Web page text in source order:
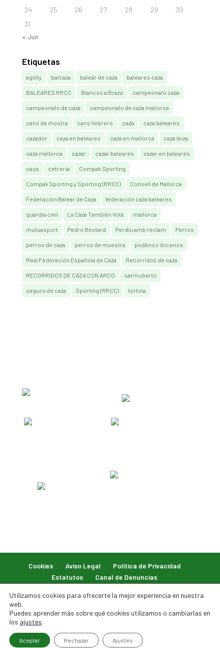
24
25 26 27 28 29
30
31
« Jun
Etiquetas
agility balcaza balear de caza baleares caza
BALEARES RRCC Blancos a Brazo campeonato caza
campeonato de caza campeonato de caza mallorca
cans de mostra cans llebrers caza caza baleares
cazador caza en baleares caza en mallorca caza ibiza
caza mallorca cazar cazar baleares cazar en baleares
caça cetrería Compak Sporting
Compak Sporting y Sporting (RRCC) Consell de Mallorca
Federación Balear de Caza federación caza baleares
guardia civil La Caza También Vota mallorca
mutuasport Pedro Bestard Perdiu amb reclam Perros
perros de caza perros de muestra podenco ibicenco
Real Federación Española de Caza Recorridos de caza
RECORRIDOS DE CAZA CON ARCO san huberto
seguro de caza Sporting (RRCC) tortola
Cookies Aviso Legal
Política de Privacidad
Estatutos
Canal de Denuncias
© 2026 Federación Balear de Caza. Todos los derechos
reservados.
Utilizamos cookies para ofrecerte la mejor experiencia en nuestra
web.
Puedes aprender más sobre qué cookies utilizamos o cambiarlas en
los ajustes.
Aceptar Rechazar Ajustes